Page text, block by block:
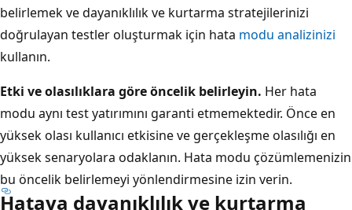
belirlemek ve dayanıklılık ve kurtarma stratejilerinizi
doğrulayan testler oluşturmak için hata modu analizinizi
kullanın.
Etki ve olasılıklara göre öncelik belirleyin. Her hata
modu aynı test yatırımını garanti etmemektedir. Önce en
yüksek olası kullanıcı etkisine ve gerçekleşme olasılığı en
yüksek senaryolara odaklanın. Hata modu çözümlemenizin
bu öncelik belirlemeyi yönlendirmesine izin verin.
Hataya dayanıklılık ve kurtarma